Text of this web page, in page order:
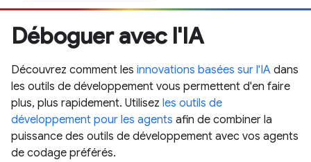
Déboguer avec l'IA
Découvrez comment les innovations basées sur l'IA dans
les outils de développement vous permettent d'en faire
plus, plus rapidement. Utilisez les outils de
développement pour les agents afin de combiner la
puissance des outils de développement avec vos agents
de codage préférés.